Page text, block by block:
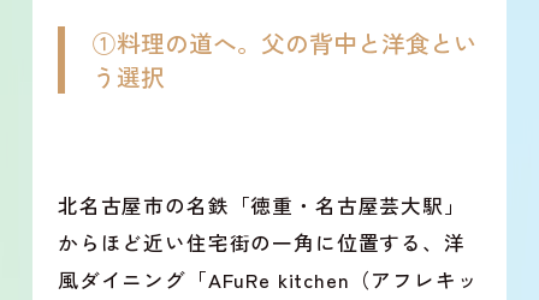
①料理の道へ。父の背中と洋食とい
う選択
北名古屋市の名鉄「徳重・名古屋芸大駅」
からほど近い住宅街の一角に位置する、洋
風ダイニング「AFuRe kitchen（アフレキッ